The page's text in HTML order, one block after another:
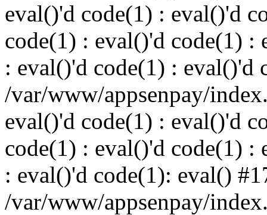
eval()'d code(1) : eval()'d
code(1) : eval()'d code(1) :
: eval()'d code(1) : eval()'d
/var/www/appsenpay/
eval()'d code(1) : eval()'d
code(1) : eval()'d code(1) :
: eval()'d code(1): eval()
/var/www/appsenpay/